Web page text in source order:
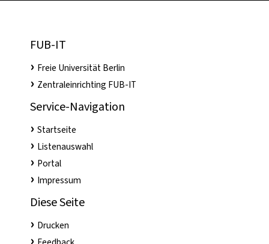
FUB-IT
Freie Universität Berlin
Zentraleinrichting FUB-IT
Service-Navigation
Startseite
Listenauswahl
Portal
Impressum
Diese Seite
Drucken